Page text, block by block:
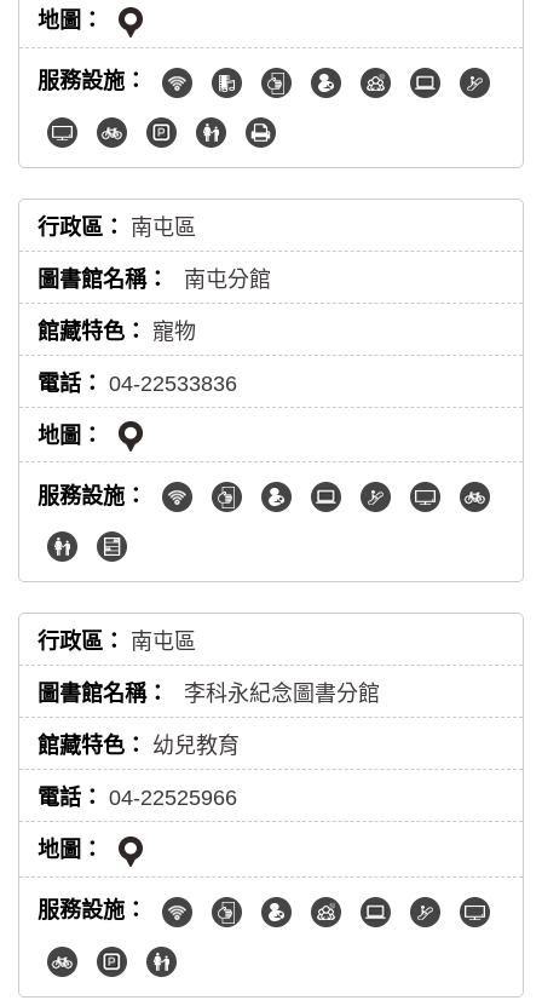
南屯區
南屯分館
寵物
04-22533836
南屯區
李科永紀念圖書分館
幼兒教育
04-22525966